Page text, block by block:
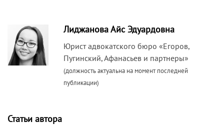
Лиджанова Айс Эдуардовна
Юрист адвокатского бюро «Егоров,
Пугинский, Афанасьев и партнеры»
(должность актуальна на момент последней
публикации)
Статьи автора